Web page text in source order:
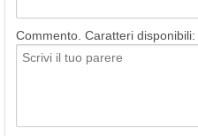
Commento. Caratteri disponibili: